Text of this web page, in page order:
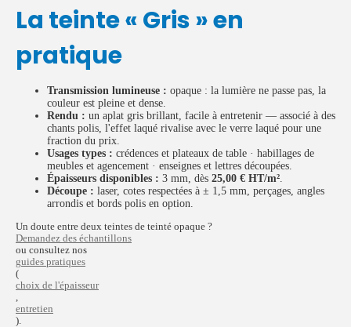
La teinte « Gris » en
pratique
Transmission lumineuse : opaque : la lumière ne passe pas, la
couleur est pleine et dense.
Rendu : un aplat gris brillant, facile à entretenir — associé à des
chants polis, l'effet laqué rivalise avec le verre laqué pour une
fraction du prix.
Usages types : crédences et plateaux de table · habillages de
meubles et agencement · enseignes et lettres découpées.
Épaisseurs disponibles : 3 mm, dès 25,00 € HT/m².
Découpe : laser, cotes respectées à ± 1,5 mm, perçages, angles
arrondis et bords polis en option.
Un doute entre deux teintes de teinté opaque ?
Demandez des échantillons
ou consultez nos
guides pratiques
(
choix de l'épaisseur
,
entretien
).